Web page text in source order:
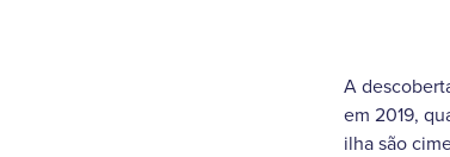
A
em 2019,
ilha são